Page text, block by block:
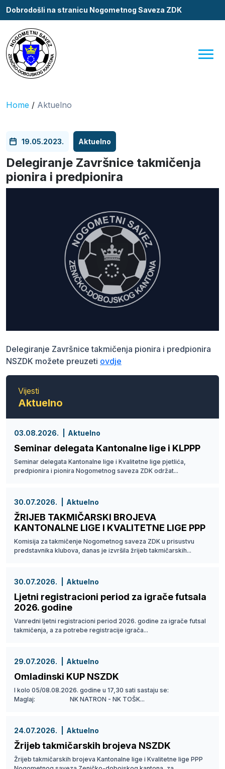
Dobrodošli na stranicu Nogometnog Saveza ZDK
Home / Aktuelno
19.05.2023. Aktuelno
Delegiranje Završnice takmičenja
pionira i predpionira
Delegiranje Završnice takmičenja pionira i predpionira
NSZDK možete preuzeti ovdje
Vijesti
Aktuelno
03.08.2026. Aktuelno
Seminar delegata Kantonalne lige i KLPPP
Seminar delegata Kantonalne lige i Kvalitetne lige pjetlića,
predpionira i pionira Nogometnog saveza ZDK održat...
30.07.2026. Aktuelno
ŽRIJEB TAKMIČARSKI BROJEVA
KANTONALNE LIGE I KVALITETNE LIGE PPP
Komisija za takmičenje Nogometnog saveza ZDK u prisustvu
predstavnika klubova, danas je izvršila žrijeb takmičarskih...
30.07.2026. Aktuelno
Ljetni registracioni period za igrače futsala
2026. godine
Vanredni ljetni registracioni period 2026. godine za igrače futsal
takmičenja, a za potrebe registracije igrača...
29.07.2026. Aktuelno
Omladinski KUP NSZDK
I kolo 05/08.08.2026. godine u 17,30 sati sastaju se:
Maglaj: NK NATRON - NK TOŠK...
24.07.2026. Aktuelno
Žrijeb takmičarskih brojeva NSZDK
Žrijeb takmičarskih brojeva Kantonalne lige i Kvalitetne lige PPP